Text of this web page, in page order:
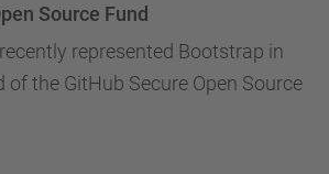
Source Fund
recently represented Bootstrap in
of the GitHub Secure Open Source